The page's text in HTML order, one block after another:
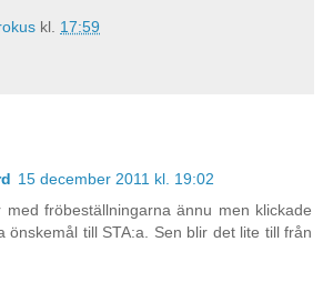
kl. 17:59
15 december 2011 kl. 19:02
fröbeställningarna ännu men klickade
önskemål till STA:a. Sen blir det lite till från